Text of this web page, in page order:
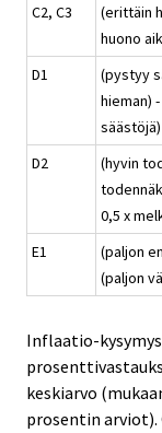
C2, C3
(erittäin
huono
D1
(pystyy
hieman)
säästöjä)
D2
(hyvin
0,5 x
E1
(paljon
(paljon
Inflaatio-
keskiarvo
prosentin